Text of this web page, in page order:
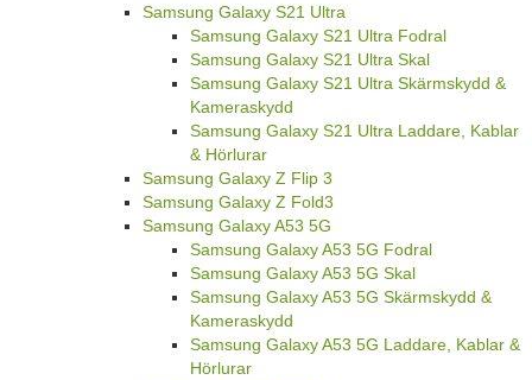
Samsung Galaxy S21 Ultra
Samsung Galaxy S21 Ultra Fodral
Samsung Galaxy S21 Ultra Skal
Samsung Galaxy S21 Ultra Skärmskydd &
Kameraskydd
Samsung Galaxy S21 Ultra Laddare, Kablar
& Hörlurar
Samsung Galaxy Z Flip 3
Samsung Galaxy Z Fold3
Samsung Galaxy A53 5G
Samsung Galaxy A53 5G Fodral
Samsung Galaxy A53 5G Skal
Samsung Galaxy A53 5G Skärmskydd &
Kameraskydd
Samsung Galaxy A53 5G Laddare, Kablar &
Hörlurar